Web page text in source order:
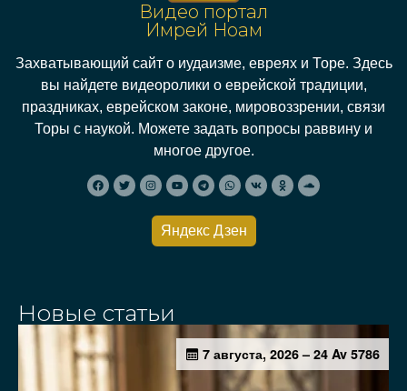
Видео портал
Имрей Ноам
Захватывающий сайт о иудаизме, евреях и Торе. Здесь
вы найдете видеоролики о еврейской традиции,
праздниках, еврейском законе, мировоззрении, связи
Торы с наукой. Можете задать вопросы раввину и
многое другое.
Яндекс Дзен
Новые статьи